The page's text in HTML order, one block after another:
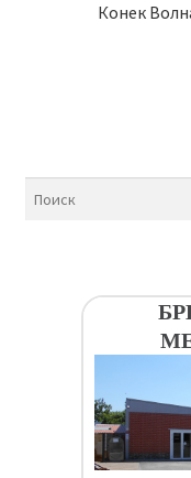
Конек